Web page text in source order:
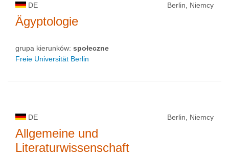
DE Berlin, Niemcy
Ägyptologie
grupa kierunków: społeczne
Freie Universität Berlin
DE Berlin, Niemcy
Allgemeine und
Literaturwissenschaft